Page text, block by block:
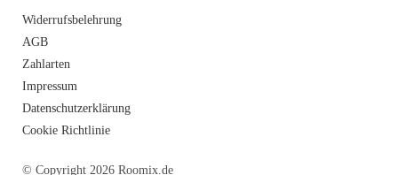
Widerrufsbelehrung
AGB
Zahlarten
Impressum
Datenschutzerklärung
Cookie Richtlinie
© Copyright 2026 Roomix.de